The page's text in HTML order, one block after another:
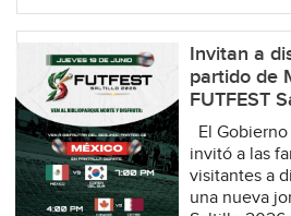
Invitan a
partido de
FUTFEST
El
invitó a las
visitantes a
una nueva